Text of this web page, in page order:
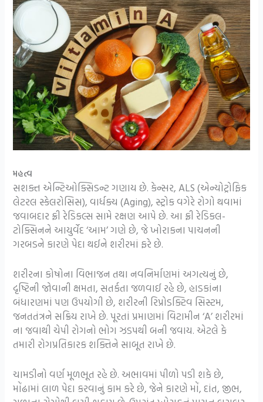
મહત્વ
સશક્ત એન્ટિઓક્સિડન્ટ ગણાય છે. કેન્સર, ALS (એન્યોટ્રોફિક
લેટરલ સ્કેલરોસિસ), વાર્ધક્ય (Aging), સ્ટ્રોક વગેરે રોગો થવામાં
જવાબદાર ફ્રી રેડિકલ્સ સામે રક્ષણ આપે છે. આ ફ્રી રેડિકલ-
ટોક્સિનને આયુર્વેદ ‘આમ’ ગણે છે, જે ખોરાકના પાચનની
ગરબડને કારણે પેદા થઈને શરીરમાં ફરે છે.
શરીરના કોષોના વિભાજન તથા નવનિર્માણમાં અગત્યનું છે,
દૃષ્ટિની જોવાની ક્ષમતા, સતર્કતા જળવાઈ રહે છે, હાડકાંના
બંધારણમાં પણ ઉપયોગી છે, શરીરની રિપ્રોડક્ટિવ સિસ્ટમ,
જનતતંત્રને સક્રિય રાખે છે. પૂરતાં પ્રમાણમાં વિટામીન ‘A’ શરીરમાં
ના જવાથી ચેપી રોગનો ભોગ ઝડપથી બની જવાય. એટલે કે
તમારી રોગપ્રતિકારક શક્તિને સાબૂત રાખે છે.
ચામડીનો વર્ણ મૂળભૂત રહે છે. અભાવમાં પીળો પડી શકે છે,
મોંઢામાં લાળ પેદા કરવાનું કામ કરે છે, જેને કારણે મોં, દાંત, જીભ,